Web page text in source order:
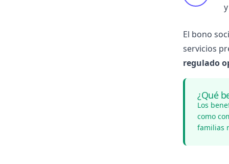
El bono
servicios
regulado
¿Qué
Los
como
familias